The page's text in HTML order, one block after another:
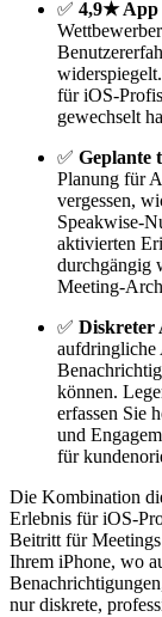
✅ 4,9★ App
für iOS-
gewechselt
✅ Geplante
Planung für
vergessen,
Speakwise-
aktivierten
durchgängig
Meeting-
✅ Diskreter
aufdringliche
können.
erfassen Sie
und
für
Die Kombination
Erlebnis für iOS-
Beitritt für
Ihrem iPhone, wo
nur diskrete,